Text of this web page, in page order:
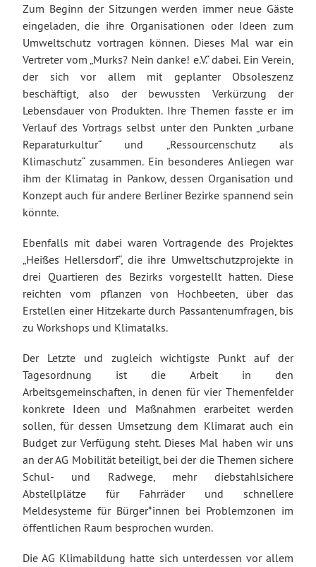
Zum Beginn der Sitzungen werden immer neue Gäste
eingeladen, die ihre Organisationen oder Ideen zum
Umweltschutz vortragen können. Dieses Mal war ein
Vertreter vom „Murks? Nein danke! e.V.“ dabei. Ein Verein,
der sich vor allem mit geplanter Obsoleszenz
beschäftigt, also der bewussten Verkürzung der
Lebensdauer von Produkten. Ihre Themen fasste er im
Verlauf des Vortrags selbst unter den Punkten „urbane
Reparaturkultur“ und „Ressourcenschutz als
Klimaschutz“ zusammen. Ein besonderes Anliegen war
ihm der Klimatag in Pankow, dessen Organisation und
Konzept auch für andere Berliner Bezirke spannend sein
könnte.
Ebenfalls mit dabei waren Vortragende des Projektes
„Heißes Hellersdorf“, die ihre Umweltschutzprojekte in
drei Quartieren des Bezirks vorgestellt hatten. Diese
reichten vom pflanzen von Hochbeeten, über das
Erstellen einer Hitzekarte durch Passantenumfragen, bis
zu Workshops und Klimatalks.
Der Letzte und zugleich wichtigste Punkt auf der
Tagesordnung ist die Arbeit in den
Arbeitsgemeinschaften, in denen für vier Themenfelder
konkrete Ideen und Maßnahmen erarbeitet werden
sollen, für dessen Umsetzung dem Klimarat auch ein
Budget zur Verfügung steht. Dieses Mal haben wir uns
an der AG Mobilität beteiligt, bei der die Themen sichere
Schul- und Radwege, mehr diebstahlsichere
Abstellplätze für Fahrräder und schnellere
Meldesysteme für Bürger*innen bei Problemzonen im
öffentlichen Raum besprochen wurden.
Die AG Klimabildung hatte sich unterdessen vor allem